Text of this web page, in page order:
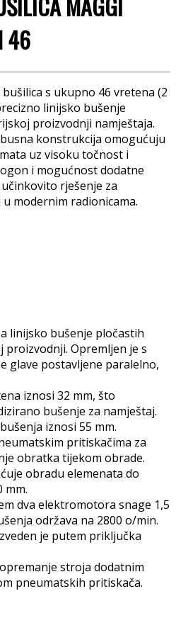
46
s ukupno 46 vretena (2
linijsko bušenje
proizvodnji namještaja.
konstrukcija omogućuju
uz visoku točnost i
i mogućnost dodatne
rješenje za
modernim radionicama.
linijsko bušenje pločastih
proizvodnji. Opremljen je s
glave postavljene paralelno,
iznosi 32 mm, što
bušenje za namještaj.
iznosi 55 mm.
pritiskačima za
obratka tijekom obrade.
obradu elemenata do
mm.
dva elektromotora snage 1,5
održava na 2800 o/min.
je putem priključka
stroja dodatnim
pneumatskih pritiskača.